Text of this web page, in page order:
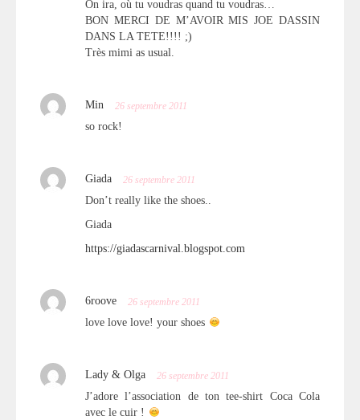
On ira, où tu voudras quand tu voudras…
BON MERCI DE M’AVOIR MIS JOE DASSIN
DANS LA TETE!!!! ;)
Très mimi as usual.
Min 26 septembre 2011
so rock!
Giada 26 septembre 2011
Don’t really like the shoes..
Giada
https://giadascarnival.blogspot.com
6roove 26 septembre 2011
love love love! your shoes
Lady & Olga 26 septembre 2011
J’adore l’association de ton tee-shirt Coca Cola
avec le cuir !